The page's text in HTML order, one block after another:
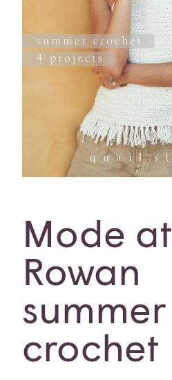
Mode at
Rowan
summer
crochet